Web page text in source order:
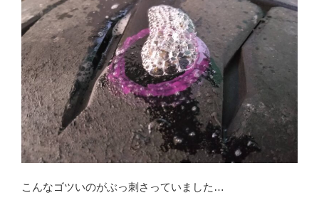
こんなゴツいのがぶっ刺さっていました…